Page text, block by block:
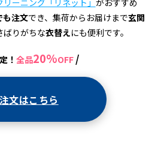
リーニング「リネット」 がおすすめ
も注文でき、集荷からお届けまで玄関
ばりがちな衣替えにも便利です。
！ 全品20%OFF /
文はこちら